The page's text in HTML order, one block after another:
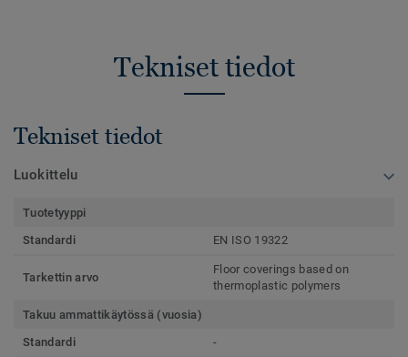
Tekniset tiedot
Tekniset tiedot
Luokittelu
Tuotetyyppi
Standardi
EN ISO 19322
Tarkettin arvo
Floor coverings based on
thermoplastic polymers
Takuu ammattikäytössä (vuosia)
Standardi
-